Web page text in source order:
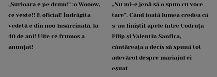
„Surioara e pe drum!” :o Wooow,
ce veste!! E oficial! Îndrăgita
vedetă e din nou însărcinată, la
40 de ani! Uite ce frumos a
anunțat!
„Nu mi-e jenă să o spun cu voce
tare”. Când toată lumea credea că
s-au liniștit apele între Codruța
Filip și Valentin Sanfira,
cântăreața a decis să spună tot
adevărul despre mariajul ei
eșuat